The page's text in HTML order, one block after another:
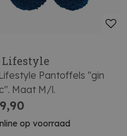
Lifestyle
Pantoffels "gin
Maat M/l.
op voorraad